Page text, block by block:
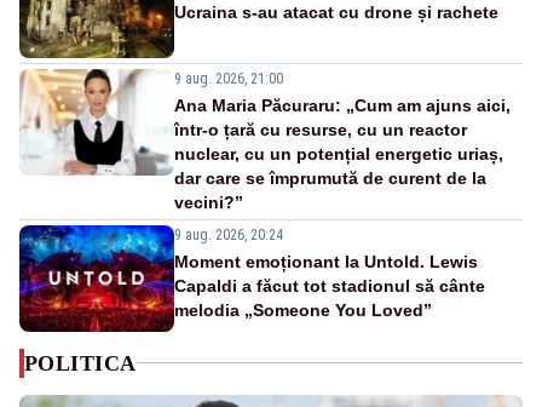
Ucraina s-au atacat cu drone și rachete
9 aug. 2026, 21:00
Ana Maria Păcuraru: „Cum am ajuns aici,
într-o țară cu resurse, cu un reactor
nuclear, cu un potențial energetic uriaș,
dar care se împrumută de curent de la
vecini?”
9 aug. 2026, 20:24
Moment emoționant la Untold. Lewis
Capaldi a făcut tot stadionul să cânte
melodia „Someone You Loved”
POLITICA